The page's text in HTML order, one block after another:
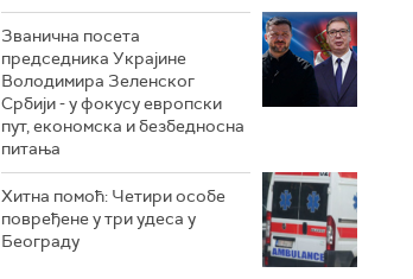
Званична посета
председника Украјине
Володимира Зеленског
Србији - у фокусу европски
пут, економска и безбедносна
питања
Хитна помоћ: Четири особе
повређене у три удеса у
Београду